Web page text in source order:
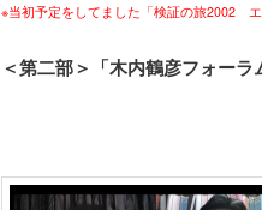
※当初予定をしてました「検証の旅2002 エ
＜第二部＞「木内鶴彦フォーラ